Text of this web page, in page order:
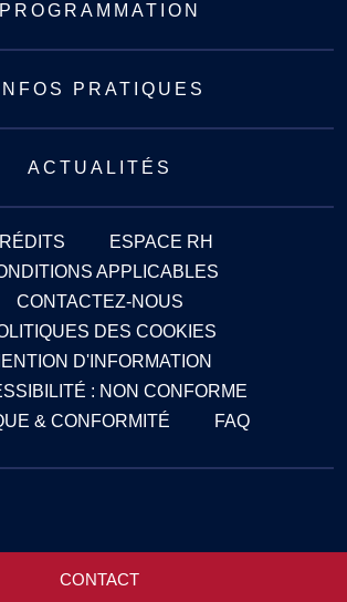
CONTACT
PROGRAMMATION
INFOS PRATIQUES
ACTUALITÉS
ESPACE RH
APPLICABLES
CONTACTEZ-NOUS
DES COOKIES
D'INFORMATION
: NON CONFORME
& CONFORMITÉ
FAQ